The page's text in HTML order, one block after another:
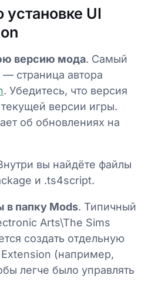
UI
версию мода. Самый
страница автора
. Убедитесь, что версия
версии игры.
об обновлениях на
вы найдёте файлы
и .ts4script.
в папку Mods. Типичный
Arts\The Sims
создать отдельную
(например,
легче было управлять